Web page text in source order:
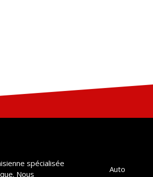
spécialisée
Nous
Auto